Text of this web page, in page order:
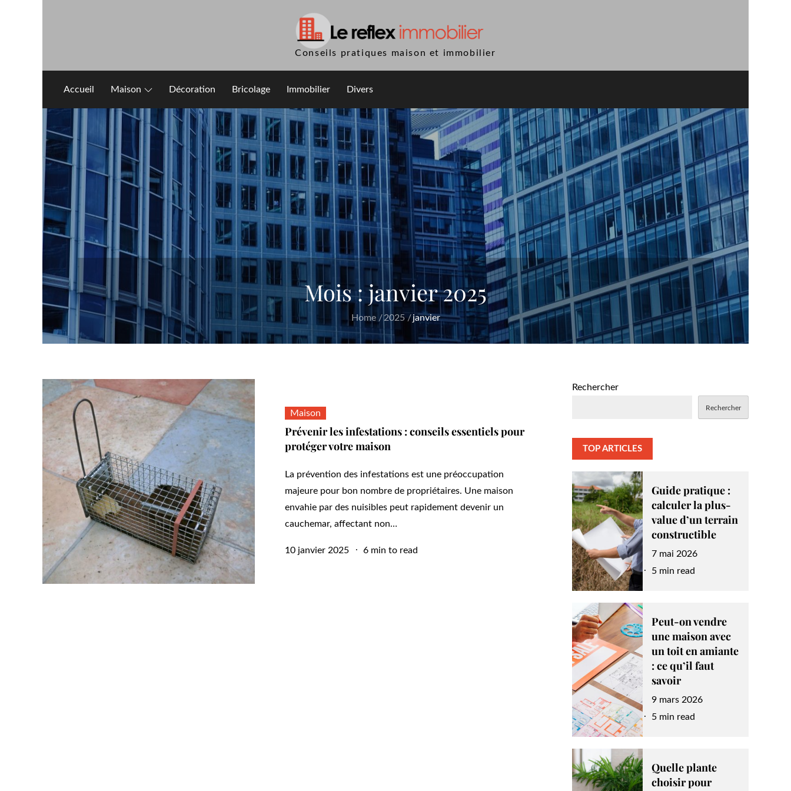
Conseils pratiques maison et immobilier
Accueil Maison Décoration Bricolage Immobilier Divers
Mois :janvier 2025
Home 2025 janvier
Maison
Prévenir les infestations : conseils essentiels pour
protéger votre maison
La prévention des infestations est une préoccupation
majeure pour bon nombre de propriétaires. Une maison
envahie par des nuisibles peut rapidement devenir un
cauchemar, affectant non…
Posted
10 janvier 2025 6 min to read
Rechercher
Rechercher
TOP ARTICLES
Guide pratique :
calculer la plus-
value d’un terrain
constructible
Posted
on
7 mai 2026
5 min read
Peut-on vendre
une maison avec
un toit en amiante
: ce qu’il faut
savoir
Posted
on
9 mars 2026
5 min read
Quelle plante
choisir pour